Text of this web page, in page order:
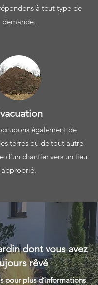
à tout type de
demande.
également de
terres ou de tout autre
d'un chantier vers un lieu
approprié.
dont vous avez
rêvé
pour plus d’informations